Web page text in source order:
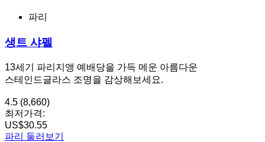
파리
생트 샤펠
13세기 파리지앵 예배당을 가득 메운 아름다운
스테인드글라스 조명을 감상해보세요.
4.5 (8,660)
최저가격:
US$30.55
파리 둘러보기